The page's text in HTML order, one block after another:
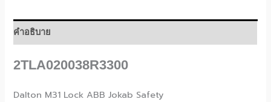
คำอธิบาย
2TLA020038R3300
Dalton M31 Lock ABB Jokab Safety